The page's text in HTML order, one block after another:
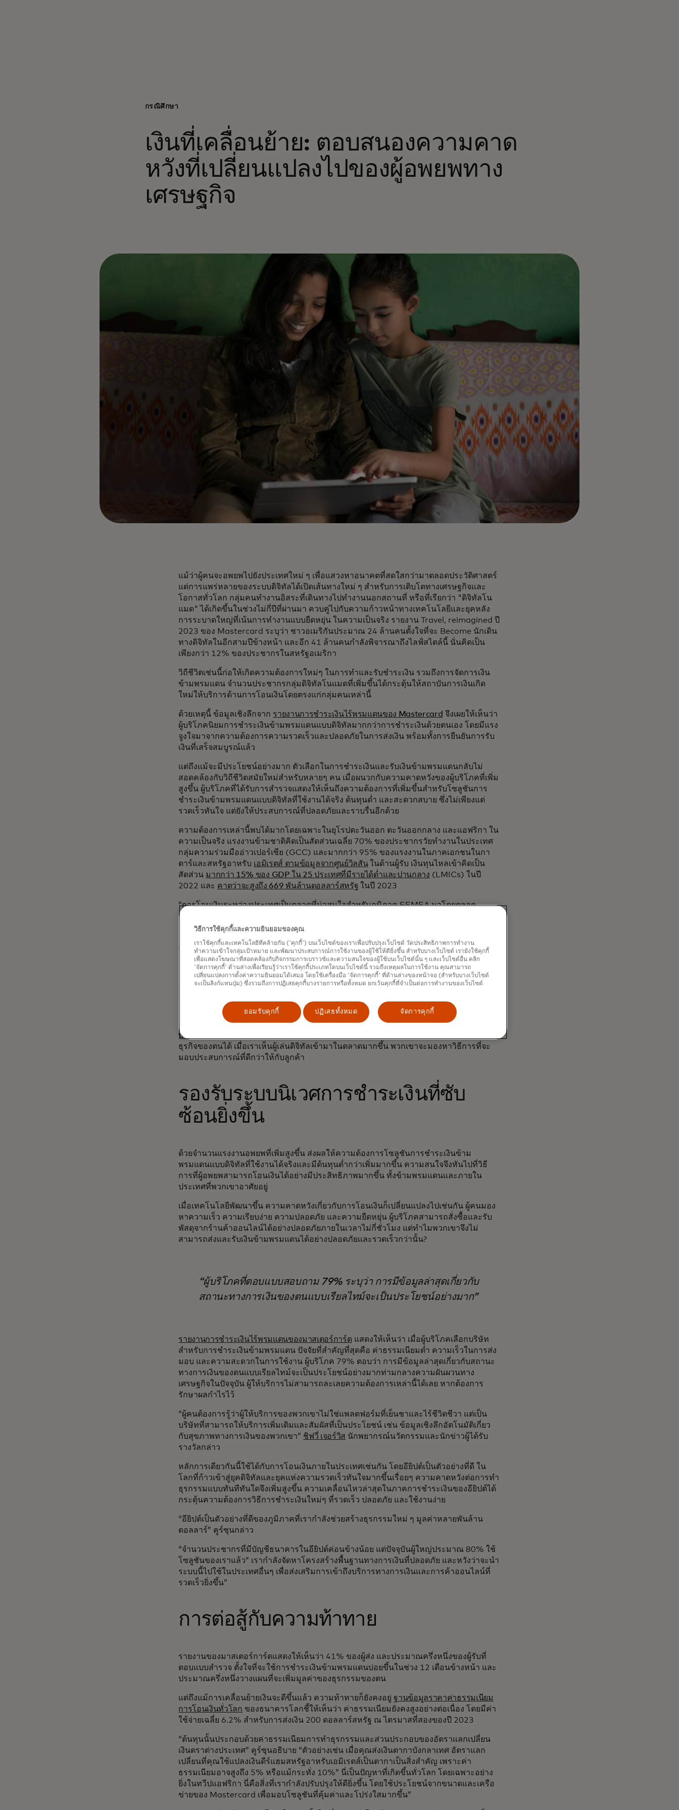
กรณีศึกษา
เงินที่เคลื่อนย้าย: ตอบสนองความคาด
หวังที่เปลี่ยนแปลงไปของผู้อพยพทาง
เศรษฐกิจ
แม้ว่าผู้คนจะอพยพไปยังประเทศใหม่ ๆ เพื่อแสวงหาอนาคตที่สดใสกว่ามาตลอดประวัติศาสตร์
แต่การแพร่หลายของระบบดิจิทัลได้เปิดเส้นทางใหม่ ๆ สำหรับการเติบโตทางเศรษฐกิจและ
โอกาสทั่วโลก กลุ่มคนทำงานอิสระที่เดินทางไปทำงานนอกสถานที่ หรือที่เรียกว่า "ดิจิทัลโน
แมด" ได้เกิดขึ้นในช่วงไม่กี่ปีที่ผ่านมา ควบคู่ไปกับความก้าวหน้าทางเทคโนโลยีและยุคหลัง
การระบาดใหญ่ที่เน้นการทำงานแบบยืดหยุ่น ในความเป็นจริง รายงาน Travel, reimagined ปี
2023 ของ Mastercard ระบุว่า ชาวอเมริกันประมาณ 24 ล้านคนตั้งใจที่จะ Become นักเดิน
ทางดิจิทัลในอีกสามปีข้างหน้า และอีก 41 ล้านคนกำลังพิจารณาถึงไลฟ์สไตล์นี้ นั่นคิดเป็น
เพียงกว่า 12% ของประชากรในสหรัฐอเมริกา
วิถีชีวิตเช่นนี้ก่อให้เกิดความต้องการใหม่ๆ ในการทำและรับชำระเงิน รวมถึงการจัดการเงิน
ข้ามพรมแดน จำนวนประชากรกลุ่มดิจิทัลโนแมดที่เพิ่มขึ้นได้กระตุ้นให้สถาบันการเงินเกิด
ใหม่ให้บริการด้านการโอนเงินโดยตรงแก่กลุ่มคนเหล่านี้
ด้วยเหตุนี้ ข้อมูลเชิงลึกจาก รายงานการชำระเงินไร้พรมแดนของ Mastercard จึงเผยให้เห็นว่า
ผู้บริโภคนิยมการชำระเงินข้ามพรมแดนแบบดิจิทัลมากกว่าการชำระเงินด้วยตนเอง โดยมีแรง
จูงใจมาจากความต้องการความรวดเร็วและปลอดภัยในการส่งเงิน พร้อมทั้งการยืนยันการรับ
เงินที่เสร็จสมบูรณ์แล้ว
แต่ถึงแม้จะมีประโยชน์อย่างมาก ตัวเลือกในการชำระเงินและรับเงินข้ามพรมแดนกลับไม่
สอดคล้องกับวิถีชีวิตสมัยใหม่สำหรับหลายๆ คน เมื่อผนวกกับความคาดหวังของผู้บริโภคที่เพิ่ม
สูงขึ้น ผู้บริโภคที่ได้รับการสำรวจแสดงให้เห็นถึงความต้องการที่เพิ่มขึ้นสำหรับโซลูชันการ
ชำระเงินข้ามพรมแดนแบบดิจิทัลที่ใช้งานได้จริง ต้นทุนต่ำ และสะดวกสบาย ซึ่งไม่เพียงแต่
รวดเร็วทันใจ แต่ยังให้ประสบการณ์ที่ปลอดภัยและราบรื่นอีกด้วย
ความต้องการเหล่านี้พบได้มากโดยเฉพาะในยุโรปตะวันออก ตะวันออกกลาง และแอฟริกา ใน
ความเป็นจริง แรงงานข้ามชาติคิดเป็นสัดส่วนเฉลี่ย 70% ของประชากรวัยทำงานในประเทศ
กลุ่มความร่วมมืออ่าวเปอร์เซีย (GCC) และมากกว่า 95% ของแรงงานในภาคเอกชนในกา
ตาร์และสหรัฐอาหรับ เอมิเรตส์ ตามข้อมูลจากศูนย์วิลสันในด้านผู้รับ เงินทุนไหลเข้าคิดเป็น
สัดส่วน มากกว่า 15% ของ GDP ใน 25 ประเทศที่มีรายได้ต่ำและปานกลาง (LMICs) ในปี
2022 และ คาดว่าจะสูงถึง 669 พันล้านดอลลาร์สหรัฐ ในปี 2023
“การโอนเงินระหว่างประเทศเป็นตลาดที่น่าสนใจสำหรับภูมิภาค EEMEA มาโดยตลอด
เนื่องจากสองในสามของเส้นทางการโอนเงินที่ใหญ่ที่สุดในโลกอยู่ในภูมิภาคนี้” โอนูร์ คูร์ซุน
รองประธานบริหารฝ่ายโซลูชันการโอนเงิน เอเชียแปซิฟิก ยุโรปตะวันออก ตะวันออกกลาง
และแอฟริกา ของ Mastercard กล่าว “เมื่อ 15 ปีที่แล้ว ยกตัวอย่างเช่น คุณไม่มีคนในยูเครนที่
พัฒนาโค้ดให้กับบริษัทในซาอุดีอาระเบีย ดังนั้นจึงไม่มีความต้องการอย่างมากสำหรับการ
ชำระเงินข้ามพรมแดนให้กับบุคคลทั่วไป และด้วยเหตุนี้กระบวนการชำระเงินจึงไม่ราบรื่นเลย”
ด้วยการเติบโตของอีคอมเมิร์ซและเศรษฐกิจแบบงานอิสระ (gig economy) ทำให้เกิดกระแส
การชำระเงินรูปแบบใหม่ ๆ ซึ่งเพิ่มความต้องการและความคาดหวังของผู้คนต่อการชำระเงิน
เต็มใจที่จะรอ 5-7 วันอีกต่อไปแล้ว” คูร์ซุนกล่าว
กฎระเบียบใหม่และการเปลี่ยนแปลงสู่ระบบดิจิทัลได้เปิดโอกาสให้ผู้ให้บริการโทรคมนาคม
บริษัทฟินเทค และแพลตฟอร์มการซื้อขายออนไลน์ สามารถผนวกรวมการโอนเงินเข้ากับ
ธุรกิจของตนได้ เมื่อเราเห็นผู้เล่นดิจิทัลเข้ามาในตลาดมากขึ้น พวกเขาจะมองหาวิธีการที่จะ
มอบประสบการณ์ที่ดีกว่าให้กับลูกค้า
รองรับระบบนิเวศการชำระเงินที่ซับ
ซ้อนยิ่งขึ้น
ด้วยจำนวนแรงงานอพยพที่เพิ่มสูงขึ้น ส่งผลให้ความต้องการโซลูชันการชำระเงินข้าม
พรมแดนแบบดิจิทัลที่ใช้งานได้จริงและมีต้นทุนต่ำกว่าเพิ่มมากขึ้น ความสนใจจึงหันไปที่วิธี
การที่ผู้อพยพสามารถโอนเงินได้อย่างมีประสิทธิภาพมากขึ้น ทั้งข้ามพรมแดนและภายใน
ประเทศที่พวกเขาอาศัยอยู่
เมื่อเทคโนโลยีพัฒนาขึ้น ความคาดหวังเกี่ยวกับการโอนเงินก็เปลี่ยนแปลงไปเช่นกัน ผู้คนมอง
หาความเร็ว ความเรียบง่าย ความปลอดภัย และความยืดหยุ่น ผู้บริโภคสามารถสั่งซื้อและรับ
พัสดุจากร้านค้าออนไลน์ได้อย่างปลอดภัยภายในเวลาไม่กี่ชั่วโมง แต่ทำไมพวกเขาจึงไม่
สามารถส่งและรับเงินข้ามพรมแดนได้อย่างปลอดภัยและรวดเร็วกว่านั้น?
ผู้บริโภคที่ตอบแบบสอบถาม 79% ระบุว่า การมีข้อมูลล่าสุดเกี่ยวกับ
สถานะทางการเงินของตนแบบเรียลไทม์จะเป็นประโยชน์อย่างมาก
รายงานการชำระเงินไร้พรมแดนของมาสเตอร์การ์ด แสดงให้เห็นว่า เมื่อผู้บริโภคเลือกบริษัท
สำหรับการชำระเงินข้ามพรมแดน ปัจจัยที่สำคัญที่สุดคือ ค่าธรรมเนียมต่ำ ความเร็วในการส่ง
มอบ และความสะดวกในการใช้งาน ผู้บริโภค 79% ตอบว่า การมีข้อมูลล่าสุดเกี่ยวกับสถานะ
ทางการเงินของตนแบบเรียลไทม์จะเป็นประโยชน์อย่างมากท่ามกลางความผันผวนทาง
เศรษฐกิจในปัจจุบัน ผู้ให้บริการไม่สามารถละเลยความต้องการเหล่านี้ได้เลย หากต้องการ
รักษาผลกำไรไว้
“ผู้คนต้องการรู้ว่าผู้ให้บริการของพวกเขาไม่ใช่แพลตฟอร์มที่เย็นชาและไร้ชีวิตชีวา แต่เป็น
บริษัทที่สามารถให้บริการเพิ่มเติมและสัมผัสที่เป็นประโยชน์ เช่น ข้อมูลเชิงลึกอัตโนมัติเกี่ยว
กับสุขภาพทางการเงินของพวกเขา” ชิฟวี่ เจอร์วิส นักพยากรณ์นวัตกรรมและนักข่าวผู้ได้รับ
รางวัลกล่าว
หลักการเดียวกันนี้ใช้ได้กับการโอนเงินภายในประเทศเช่นกัน โดยอียิปต์เป็นตัวอย่างที่ดี ใน
โลกที่ก้าวเข้าสู่ยุคดิจิทัลและยุคแห่งความรวดเร็วทันใจมากขึ้นเรื่อยๆ ความคาดหวังต่อการทำ
ธุรกรรมแบบทันทีทันใดจึงเพิ่มสูงขึ้น ความเคลื่อนไหวล่าสุดในภาคการชำระเงินของอียิปต์ได้
กระตุ้นความต้องการวิธีการชำระเงินใหม่ๆ ที่รวดเร็ว ปลอดภัย และใช้งานง่าย
“อียิปต์เป็นตัวอย่างที่ดีของภูมิภาคที่เรากำลังช่วยสร้างธุรกรรมใหม่ ๆ มูลค่าหลายพันล้าน
ดอลลาร์” คูร์ซุนกล่าว
“จำนวนประชากรที่มีบัญชีธนาคารในอียิปต์ค่อนข้างน้อย แต่ปัจจุบันผู้ใหญ่ประมาณ 80% ใช้
โซลูชันของเราแล้ว” เรากำลังจัดหาโครงสร้างพื้นฐานทางการเงินที่ปลอดภัย และหวังว่าจะนำ
ระบบนี้ไปใช้ในประเทศอื่นๆ เพื่อส่งเสริมการเข้าถึงบริการทางการเงินและการค้าออนไลน์ที่
รวดเร็วยิ่งขึ้น”
การต่อสู้กับความท้าทาย
รายงานของมาสเตอร์การ์ดแสดงให้เห็นว่า 41% ของผู้ส่ง และประมาณครึ่งหนึ่งของผู้รับที่
ตอบแบบสำรวจ ตั้งใจที่จะใช้การชำระเงินข้ามพรมแดนบ่อยขึ้นในช่วง 12 เดือนข้างหน้า และ
ประมาณครึ่งหนึ่งวางแผนที่จะเพิ่มมูลค่าของธุรกรรมของตน
แต่ถึงแม้การเคลื่อนย้ายเงินจะดีขึ้นแล้ว ความท้าทายก็ยังคงอยู่ ฐานข้อมูลราคาค่าธรรมเนียม
การโอนเงินทั่วโลก ของธนาคารโลกชี้ให้เห็นว่า ค่าธรรมเนียมยังคงสูงอย่างต่อเนื่อง โดยมีค่า
ใช้จ่ายเฉลี่ย 6.2% สำหรับการส่งเงิน 200 ดอลลาร์สหรัฐ ณ ไตรมาสที่สองของปี 2023
“ต้นทุนนั้นประกอบด้วยค่าธรรมเนียมการทำธุรกรรมและส่วนประกอบของอัตราแลกเปลี่ยน
เงินตราต่างประเทศ” คูร์ซุนอธิบาย “ตัวอย่างเช่น เมื่อคุณส่งเงินตากาบังกลาเทศ อัตราแลก
เปลี่ยนที่คุณใช้แปลงเงินดีร์แฮมสหรัฐอาหรับเอมิเรตส์เป็นตากาเป็นสิ่งสำคัญ เพราะค่า
ธรรมเนียมอาจสูงถึง 5% หรือแม้กระทั่ง 10%” นี่เป็นปัญหาที่เกิดขึ้นทั่วโลก โดยเฉพาะอย่าง
ยิ่งในทวีปแอฟริกา นี่คือสิ่งที่เรากำลังปรับปรุงให้ดียิ่งขึ้น โดยใช้ประโยชน์จากขนาดและเครือ
ข่ายของ Mastercard เพื่อมอบโซลูชันที่คุ้มค่าและโปร่งใสมากขึ้น”
วิธีการใช้คุกกี้และความยินยอมของคุณ
เราใช้คุกกี้และเทคโนโลยีที่คล้ายกัน ('คุกกี้') บนเว็บไซต์ของเราเพื่อปรับปรุงเว็บไซต์ วัดประสิทธิภาพการทำงาน
ทำความเข้าใจกลุ่มเป้าหมาย และพัฒนาประสบการณ์การใช้งานของผู้ใช้ให้ดียิ่งขึ้น สำหรับบางเว็บไซต์ เรายังใช้คุกกี้
เพื่อแสดงโฆษณาที่สอดคล้องกับกิจกรรมการเบราวซ์และความสนใจของผู้ใช้บนเว็บไซต์นั้น ๆ และเว็บไซต์อื่น คลิก
'จัดการคุกกี้' ด้านล่างเพื่อเรียนรู้ว่าเราใช้คุกกี้ประเภทใดบนเว็บไซต์นี้ รวมถึงเหตุผลในการใช้งาน คุณสามารถ
เปลี่ยนแปลงการตั้งค่าความยินยอมได้เสมอ โดยใช้เครื่องมือ 'จัดการคุกกี้' ที่ด้านล่างของหน้าจอ (สำหรับบางเว็บไซต์
จะเป็นลิงก์แทนปุ่ม) ซึ่งรวมถึงการปฏิเสธคุกกี้บางรายการหรือทั้งหมด ยกเว้นคุกกี้ที่จำเป็นต่อการทำงานของเว็บไซต์
ยอมรับคุกกี้ ปฏิเสธทั้งหมด จัดการคุกกี้